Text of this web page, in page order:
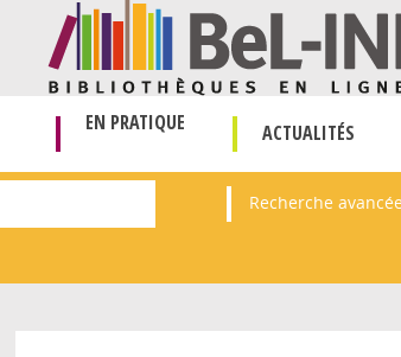
EN PRATIQUE ACTUALITÉS
Recherche avancée